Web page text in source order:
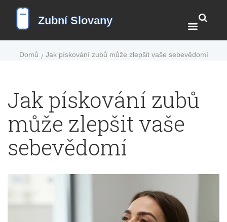
Domů Jak pískování zubů může zlepšit vaše sebevědomí
Jak pískování zubů
může zlepšit vaše
sebevědomí